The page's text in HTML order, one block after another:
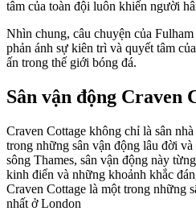
tâm của toàn đội luôn khiến người
Nhìn chung, câu chuyện của
phản ánh sự kiên trì và quyết tâm
ấn trong thế giới bóng đá.
Sân vận động Craven
Craven Cottage không chỉ là sân
trong những sân vận động lâu đời
sông Thames, sân vận động này
kinh điển và những khoảnh khắc
Craven Cottage là một trong những
nhất ở London